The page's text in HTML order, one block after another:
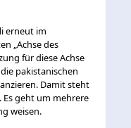
erneut im
„Achse des
für diese Achse
pakistanischen
Damit steht
Es geht um mehrere
weisen.